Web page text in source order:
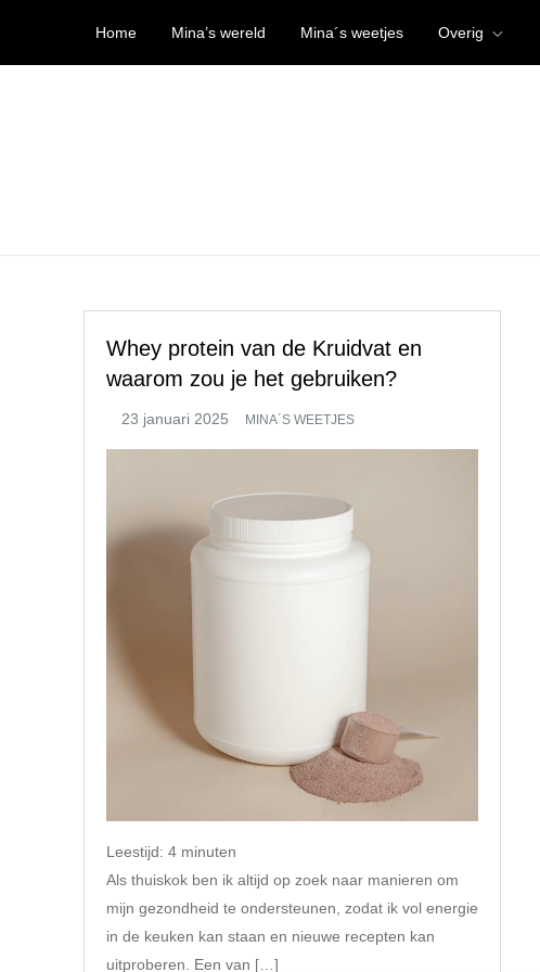
de
Home Mina’s wereld Mina´s weetjes Overig
Whey protein van de Kruidvat en
waarom zou je het gebruiken?
MINA´S WEETJES
Leestijd: 4 minuten
Als thuiskok ben ik altijd op zoek naar manieren om
mijn gezondheid te ondersteunen, zodat ik vol energie
in de keuken kan staan en nieuwe recepten kan
uitproberen. Een van […]